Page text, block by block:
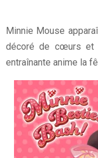
Minnie Mouse
décoré de cœurs et
entraînante anime la